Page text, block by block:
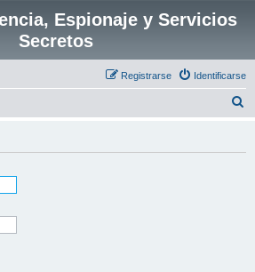
Espionaje y Servicios
Secretos
Identificarse
Registrarse